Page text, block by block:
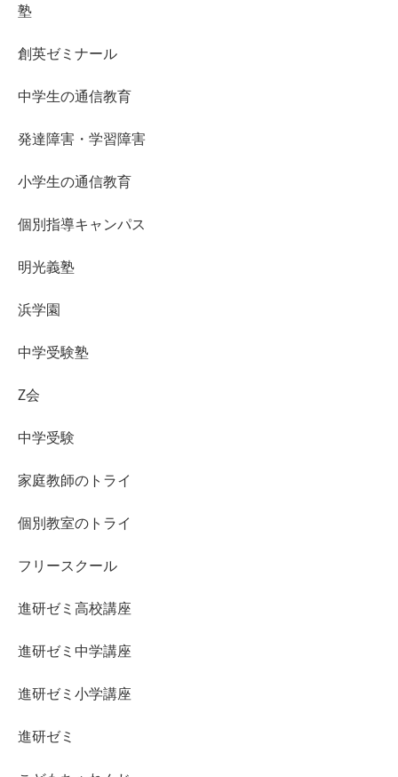
塾
創英ゼミナール
中学生の通信教育
発達障害・学習障害
小学生の通信教育
個別指導キャンパス
明光義塾
浜学園
中学受験塾
Z会
中学受験
家庭教師のトライ
個別教室のトライ
フリースクール
進研ゼミ高校講座
進研ゼミ中学講座
進研ゼミ小学講座
進研ゼミ